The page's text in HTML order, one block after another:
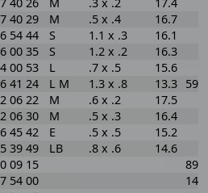
40 29 M .5 x .4
16.7
54 44 S 1.1 x .3
16.1
00 35 S 1.2 x .2
16.3
00 53 L .7 x .5
15.6
41 24 L M 1.3 x .8 13.3
06 22 M .6 x .2
17.5
06 30 M .5 x .3
16.4
45 42 E .5 x .5
15.2
39 49 LB .8 x .6
14.6
09 15
54 00